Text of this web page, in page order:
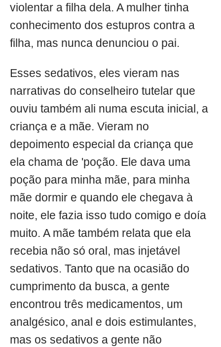
violentar a filha dela. A mulher tinha
conhecimento dos estupros contra a
filha, mas nunca denunciou o pai.
Esses sedativos, eles vieram nas
narrativas do conselheiro tutelar que
ouviu também ali numa escuta inicial, a
criança e a mãe. Vieram no
depoimento especial da criança que
ela chama de 'poção. Ele dava uma
poção para minha mãe, para minha
mãe dormir e quando ele chegava à
noite, ele fazia isso tudo comigo e doía
muito. A mãe também relata que ela
recebia não só oral, mas injetável
sedativos. Tanto que na ocasião do
cumprimento da busca, a gente
encontrou três medicamentos, um
analgésico, anal e dois estimulantes,
mas os sedativos a gente não